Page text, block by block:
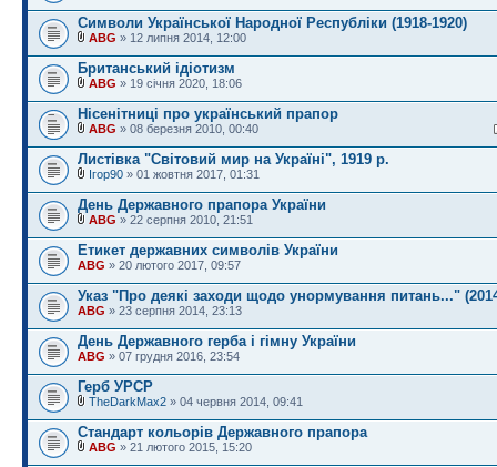
Символи Української Народної Республіки (1918-1920)
ABG » 12 липня 2014, 12:00
Британський ідіотизм
ABG » 19 січня 2020, 18:06
Нісенітниці про український прапор
ABG » 08 березня 2010, 00:40
Листівка "Світовий мир на Україні", 1919 р.
Ігор90 » 01 жовтня 2017, 01:31
День Державного прапора України
ABG » 22 серпня 2010, 21:51
Етикет державних символів України
ABG » 20 лютого 2017, 09:57
Указ "Про деякі заходи щодо унормування питань..."
ABG » 23 серпня 2014, 23:13
День Державного герба і гімну України
ABG » 07 грудня 2016, 23:54
Герб УРСР
TheDarkMax2 » 04 червня 2014, 09:41
Стандарт кольорів Державного прапора
ABG » 21 лютого 2015, 15:20